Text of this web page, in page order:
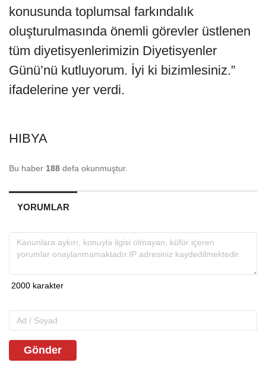
konusunda toplumsal farkındalık
oluşturulmasında önemli görevler üstlenen
tüm diyetisyenlerimizin Diyetisyenler
Günü’nü kutluyorum. İyi ki bizimlesiniz.”
ifadelerine yer verdi.
HIBYA
Bu haber 188 defa okunmuştur.
YORUMLAR
Gönder